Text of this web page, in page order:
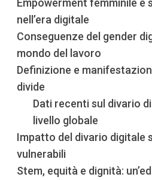
Empowerment femminile e
nell’era digitale
Conseguenze del gender
mondo del lavoro
Definizione e
divide
Dati recenti sul divario
livello globale
Impatto del divario digitale
vulnerabili
Stem, equità e dignità: